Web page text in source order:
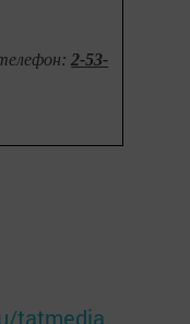
2-53-
tatmedia